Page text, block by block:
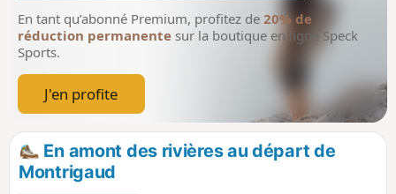
En tant qu’abonné Premium, profitez de 20% de
réduction permanente sur la boutique en ligne Speck
Sports.
J'en profite
En amont des rivières au départ de
Montrigaud